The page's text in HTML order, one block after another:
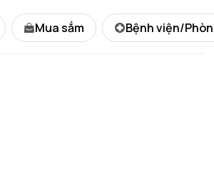
Mua sắm Bệnh viện/